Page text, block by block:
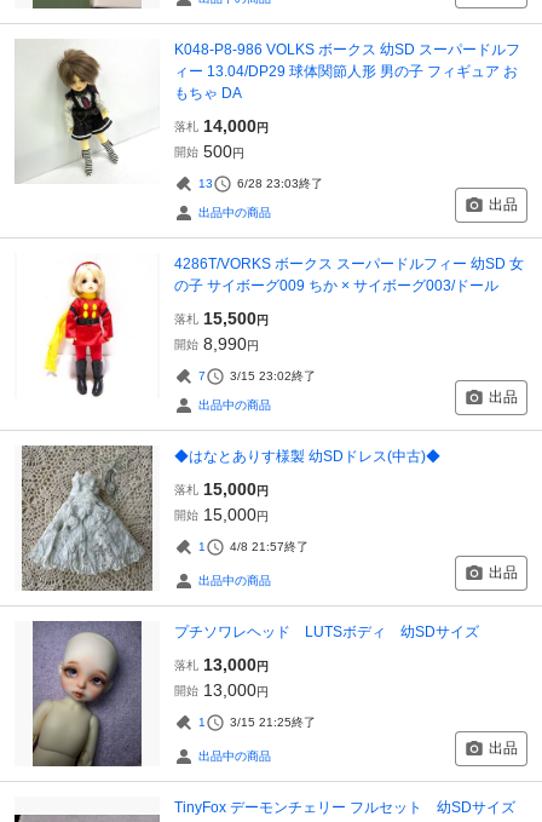
K048-P8-986 VOLKS ボークス 幼SD スーパードルフ
ィー 13.04/DP29 球体関節人形 男の子 フィギュア お
もちゃ DA
落札 14,000円
開始 500円
13 6/28 23:03終了
出品中の商品 出品
4286T/VORKS ボークス スーパードルフィー 幼SD 女
の子 サイボーグ009 ちか × サイボーグ003/ドール
落札 15,500円
開始 8,990円
7 3/15 23:02終了
出品中の商品 出品
◆はなとありす様製 幼SDドレス(中古)◆
落札 15,000円
開始 15,000円
1 4/8 21:57終了
出品中の商品 出品
プチソワレヘッド LUTSボディ 幼SDサイズ
落札 13,000円
開始 13,000円
1 3/15 21:25終了
出品中の商品 出品
TinyFox デーモンチェリー フルセット 幼SDサイズ